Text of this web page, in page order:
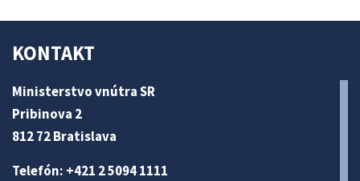
KONTAKT
Ministerstvo vnútra SR
Pribinova 2
812 72 Bratislava
Telefón: +421 2 5094 1111